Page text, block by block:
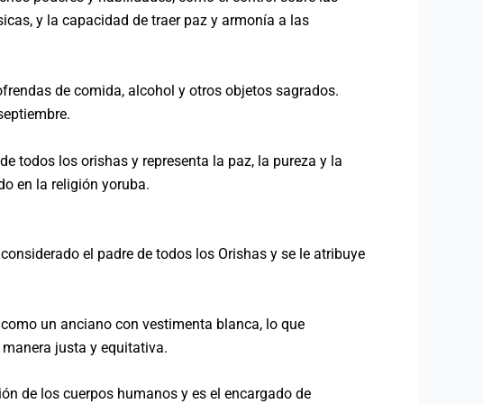
y la capacidad de traer paz y armonía a las
de comida, alcohol y otros objetos sagrados.
todos los orishas y representa la paz, la pureza y la
en la religión yoruba.
el padre de todos los Orishas y se le atribuye
un anciano con vestimenta blanca, lo que
justa y equitativa.
de los cuerpos humanos y es el encargado de